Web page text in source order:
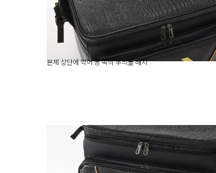
본체 상단에 악어 등 쪽의 무늬를 배치